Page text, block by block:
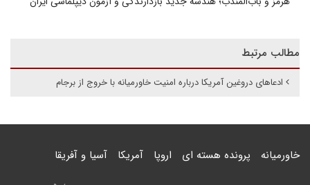
مطالب مرتبط
ادعاهای دروغین آمریکا درباره امنیت خاورمیانه با خروج از برجام
خاورمیانه پرونده هسته ای اروپا آمریکا آسیا و آفریقا